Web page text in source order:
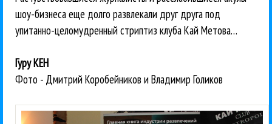
шоу-бизнеса еще долго развлекали друг друга под
упитанно-целомудренный стриптиз клуба Кай Метова…
Гуру КЕН
Фото - Дмитрий Коробейников и Владимир Голиков